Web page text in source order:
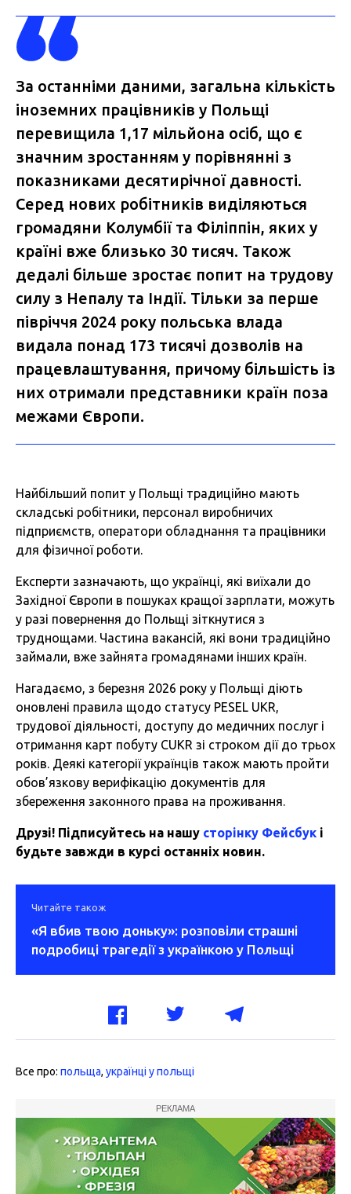
За останніми даними, загальна кількість
іноземних працівників у Польщі
перевищила 1,17 мільйона осіб, що є
значним зростанням у порівнянні з
показниками десятирічної давності.
Серед нових робітників виділяються
громадяни Колумбії та Філіппін, яких у
країні вже близько 30 тисяч. Також
дедалі більше зростає попит на трудову
силу з Непалу та Індії. Тільки за перше
півріччя 2024 року польська влада
видала понад 173 тисячі дозволів на
працевлаштування, причому більшість із
них отримали представники країн поза
межами Європи.
Найбільший попит у Польщі традиційно мають
складські робітники, персонал виробничих
підприємств, оператори обладнання та працівники
для фізичної роботи.
Експерти зазначають, що українці, які виїхали до
Західної Європи в пошуках кращої зарплати, можуть
у разі повернення до Польщі зіткнутися з
труднощами. Частина вакансій, які вони традиційно
займали, вже зайнята громадянами інших країн.
Нагадаємо, з березня 2026 року у Польщі діють
оновлені правила щодо статусу PESEL UKR,
трудової діяльності, доступу до медичних послуг і
отримання карт побуту CUKR зі строком дії до трьох
років. Деякі категорії українців також мають пройти
обов’язкову верифікацію документів для
збереження законного права на проживання.
Друзі! Підписуйтесь на нашу сторінку Фейсбук і
будьте завжди в курсі останніх новин.
Читайте також
«Я вбив твою доньку»: розповіли страшні
подробиці трагедії з українкою у Польщі
Все про: польща, українці у польщі
РЕКЛАМА